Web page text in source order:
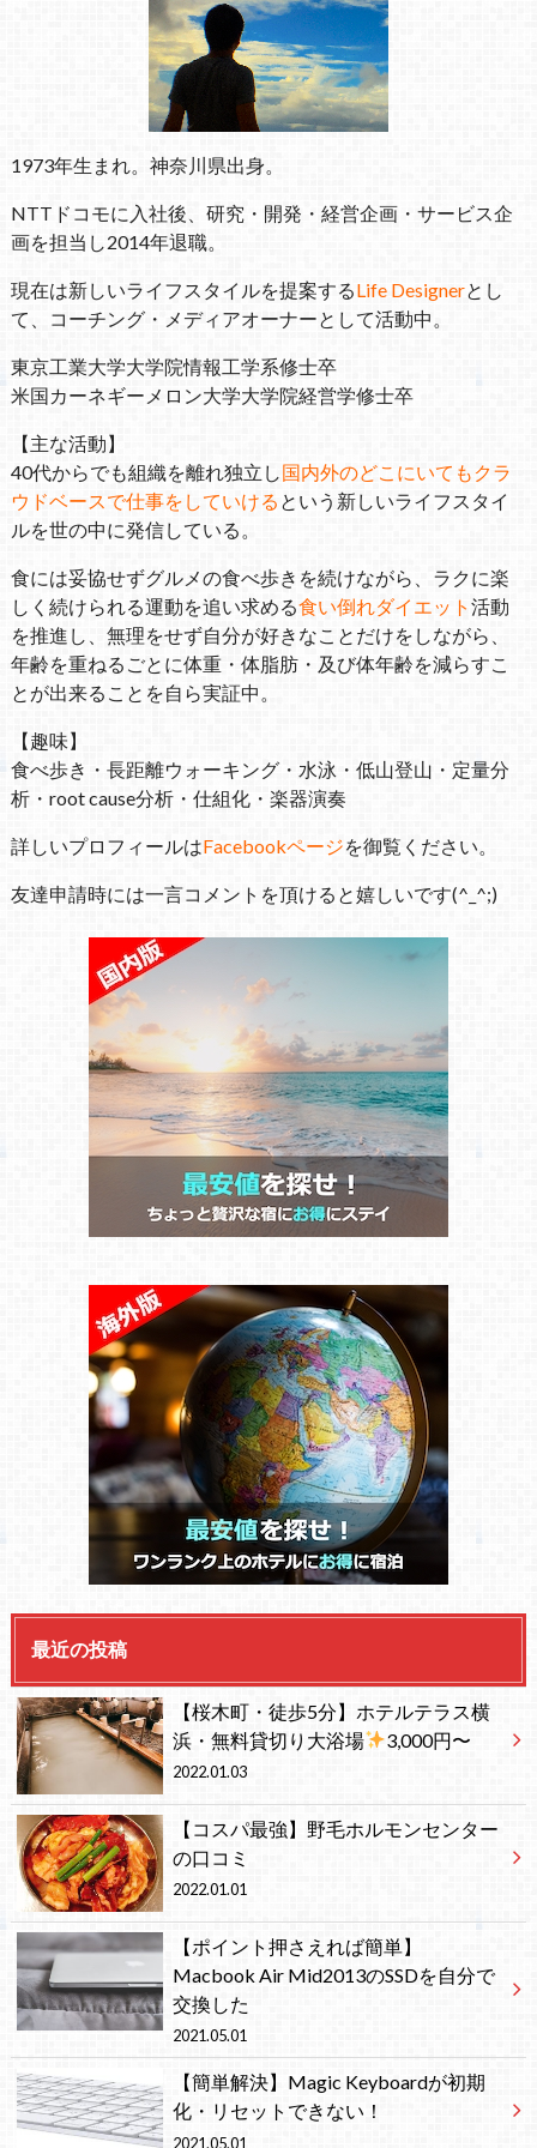
1973年生まれ。神奈川県出身。
NTTドコモに入社後、研究・開発・経営企画・サービス企
画を担当し2014年退職。
現在は新しいライフスタイルを提案するLife Designerとし
て、コーチング・メディアオーナーとして活動中。
東京工業大学大学院情報工学系修士卒
米国カーネギーメロン大学大学院経営学修士卒
【主な活動】
40代からでも組織を離れ独立し国内外のどこにいてもクラ
ウドベースで仕事をしていける という新しいライフスタイ
ルを世の中に発信している。
食には妥協せずグルメの食べ歩きを続けながら、ラクに楽
しく続けられる運動を追い求める食い倒れダイエット 活動
を推進し、無理をせず自分が好きなことだけをしながら、
年齢を重ねるごとに体重・体脂肪・及び体年齢を減らすこ
とが出来ることを自ら実証中。
【趣味】
食べ歩き・長距離ウォーキング・水泳・低山登山・定量分
析・root cause分析・仕組化・楽器演奏
詳しいプロフィールはFacebookページを御覧ください。
友達申請時には一言コメントを頂けると嬉しいです(^_^;)
最近の投稿
【桜木町・徒歩5分】ホテルテラス横
浜・無料貸切り大浴場
3,000円〜
2022.01.03
【コスパ最強】野毛ホルモンセンター
の口コミ
2022.01.01
【ポイント押さえれば簡単】
Macbook Air Mid2013のSSDを自分で
交換した
2021.05.01
【簡単解決】Magic Keyboardが初期
化・リセットできない！
2021.05.01